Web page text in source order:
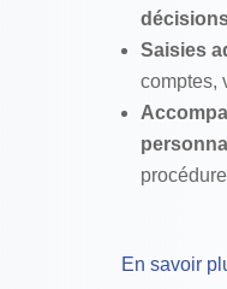
Saisies
comptes,
procédure
En savoir